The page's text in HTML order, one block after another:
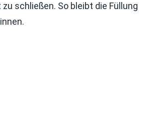
schließen. So bleibt die Füllung